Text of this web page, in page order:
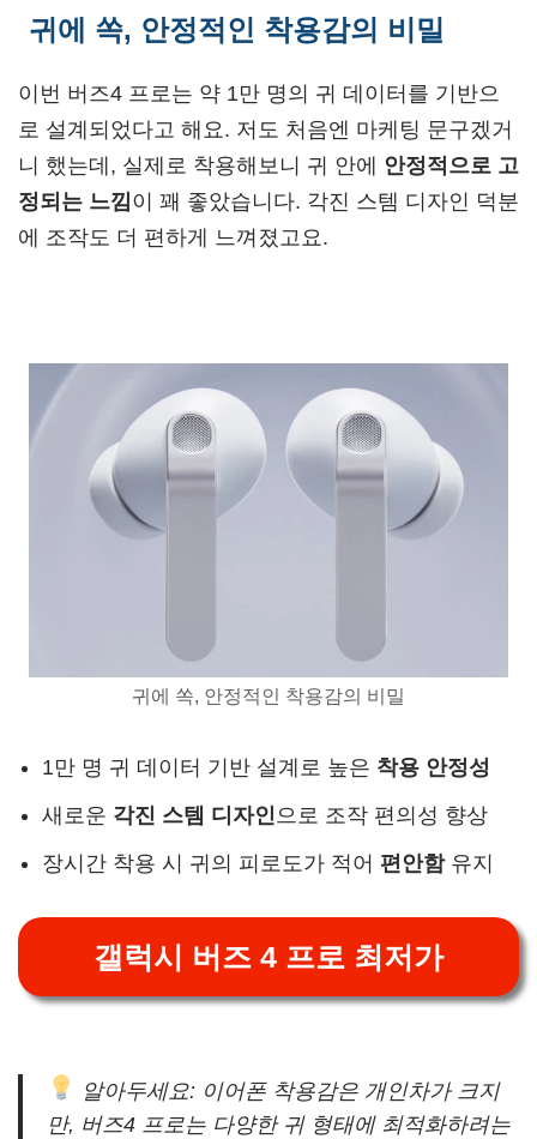
귀에 쏙, 안정적인 착용감의 비밀
이번 버즈4 프로는 약 1만 명의 귀 데이터를 기반으
로 설계되었다고 해요. 저도 처음엔 마케팅 문구겠거
니 했는데, 실제로 착용해보니 귀 안에 안정적으로 고
정되는 느낌이 꽤 좋았습니다. 각진 스템 디자인 덕분
에 조작도 더 편하게 느껴졌고요.
귀에 쏙, 안정적인 착용감의 비밀
1만 명 귀 데이터 기반 설계로 높은 착용 안정성
새로운 각진 스템 디자인으로 조작 편의성 향상
장시간 착용 시 귀의 피로도가 적어 편안함유지
갤럭시 버즈 4 프로 최저가
알아두세요: 이어폰 착용감은 개인차가 크지
만, 버즈4 프로는 다양한 귀 형태에 최적화하려는